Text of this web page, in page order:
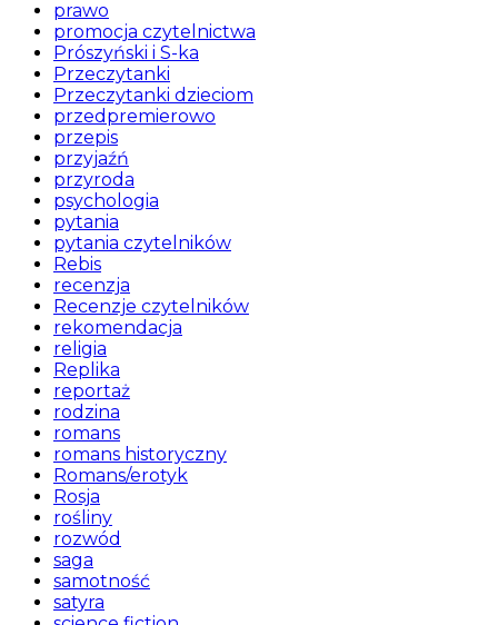
prawo
promocja czytelnictwa
Prószyński i S-ka
Przeczytanki
Przeczytanki dzieciom
przedpremierowo
przepis
przyjaźń
przyroda
psychologia
pytania
pytania czytelników
Rebis
recenzja
Recenzje czytelników
rekomendacja
religia
Replika
reportaż
rodzina
romans
romans historyczny
Romans/erotyk
Rosja
rośliny
rozwód
saga
samotność
satyra